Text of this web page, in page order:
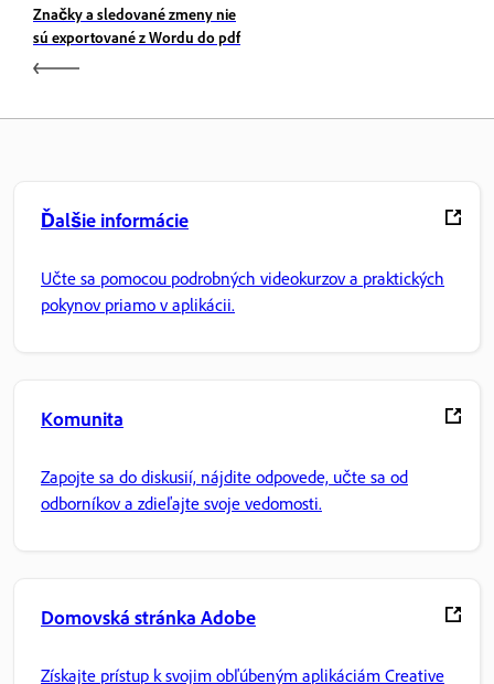
Značky a sledované zmeny nie
sú exportované z Wordu do pdf
Ďalšie informácie
Učte sa pomocou podrobných videokurzov a praktických
pokynov priamo v aplikácii.
Komunita
Zapojte sa do diskusií, nájdite odpovede, učte sa od
odborníkov a zdieľajte svoje vedomosti.
Domovská stránka Adobe
Získajte prístup k svojim obľúbeným aplikáciám Creative